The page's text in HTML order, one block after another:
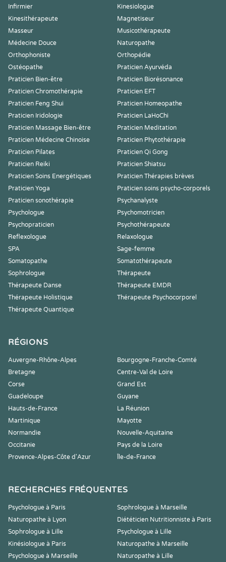
Infirmier
Kinesiologue
Kinesithérapeute
Magnetiseur
Masseur
Musicothérapeute
Médecine Douce
Naturopathe
Orthophoniste
Orthopédie
Ostéopathe
Praticien Ayurvéda
Praticien Bien-être
Praticien Biorésonance
Praticien Chromothérapie
Praticien EFT
Praticien Feng Shui
Praticien Homeopathe
Praticien Iridologie
Praticien LaHoChi
Praticien Massage Bien-être
Praticien Meditation
Praticien Médecine Chinoise
Praticien Phytothérapie
Praticien Pilates
Praticien Qi Gong
Praticien Reiki
Praticien Shiatsu
Praticien Soins Energétiques
Praticien Thérapies brèves
Praticien Yoga
Praticien soins psycho-corporels
Praticien sonothérapie
Psychanalyste
Psychologue
Psychomotricien
Psychopraticien
Psychothérapeute
Reflexologue
Relaxologue
SPA
Sage-femme
Somatopathe
Somatothérapeute
Sophrologue
Thérapeute
Thérapeute Danse
Thérapeute EMDR
Thérapeute Holistique
Thérapeute Psychocorporel
Thérapeute Quantique
RÉGIONS
Auvergne-Rhône-Alpes
Bourgogne-Franche-Comté
Bretagne
Centre-Val de Loire
Corse
Grand Est
Guadeloupe
Guyane
Hauts-de-France
La Réunion
Martinique
Mayotte
Normandie
Nouvelle-Aquitaine
Occitanie
Pays de la Loire
Provence-Alpes-Côte d'Azur
Île-de-France
RECHERCHES FRÉQUENTES
Psychologue à Paris
Sophrologue à Marseille
Naturopathe à Lyon
Diététicien Nutritionniste à Paris
Sophrologue à Lille
Psychologue à Lille
Kinésiologue à Paris
Naturopathe à Marseille
Psychologue à Marseille
Naturopathe à Lille